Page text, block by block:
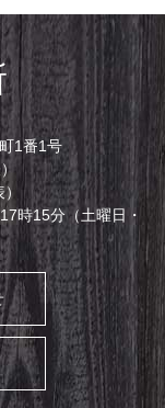
1番1号
時15分（土曜日・